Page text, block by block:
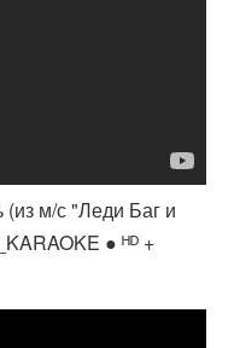
(из м/с "Леди Баг и
● ᴴᴰ +